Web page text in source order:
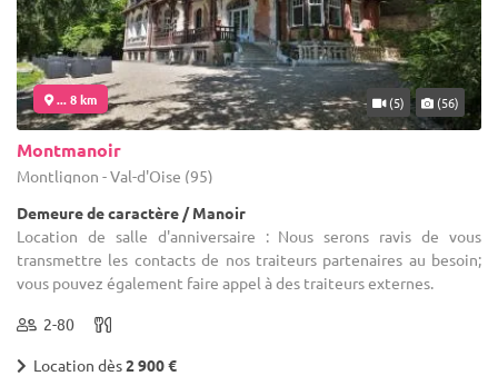
... 8 km (5) (56)
Montmanoir
Montlignon - Val-d'Oise (95)
Demeure de caractère / Manoir
Location de salle d'anniversaire : Nous serons ravis de vous
transmettre les contacts de nos traiteurs partenaires au besoin;
vous pouvez également faire appel à des traiteurs externes.
2-80
Location dès2 900 €